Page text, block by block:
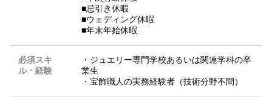
■忌引き休暇
■ウェディング休暇
■年末年始休暇
必須スキ
ル・経験
・ジュエリー専門学校あるいは関連学科の卒
業生
・宝飾職人の実務経験者（技術分野不問）